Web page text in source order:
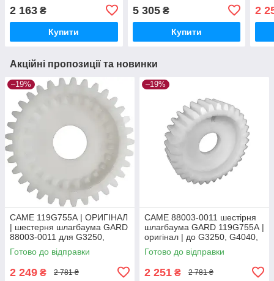
2 163 ₴
Купити
5 305₴
Купити
2
Акційні пропозиції та новинки
–19%
CAME 119G755А | ОРИГІНАЛ
| шестерня шлагбаума GARD
88003-0011 для G3250,
G4040, G6500, G4000, G6000
Готово до відправки
2 249 ₴ 2 781 ₴
–19%
CAME 88003-0011 шестірня
шлагбаума GARD 119G755А |
оригінал | до G3250, G4040,
G6500, G4000, G6000
Готово до відправки
2 251 ₴ 2 781 ₴